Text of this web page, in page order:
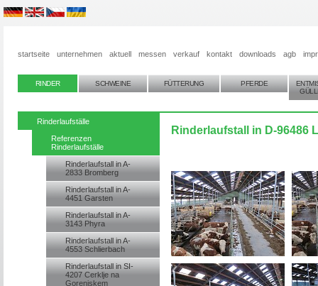
startseite unternehmen aktuell messen verkauf kontakt downloads agb
RINDER SCHWEINE FÜTTERUNG PFERDE
Rinderlaufställe
Referenzen
Rinderlaufställe
Rinderlaufstall in A-
2833 Bromberg
Rinderlaufstall in A-
4451 Garsten
Rinderlaufstall in A-
3143 Phyra
Rinderlaufstall in A-
4553 Schlierbach
Rinderlaufstall in SI-
4207 Cerklje na
Gorenjskem
Rinderlaufstall in D-96486